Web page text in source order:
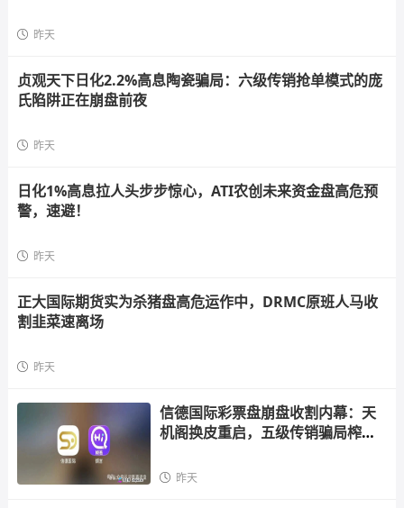
昨天
贞观天下日化2.2%高息陶瓷骗局：六级传销抢单模式的庞
氏陷阱正在崩盘前夜
昨天
日化1%高息拉人头步步惊心，ATI农创未来资金盘高危预
警，速避！
昨天
正大国际期货实为杀猪盘高危运作中，DRMC原班人马收
割韭菜速离场
昨天
信德国际彩票盘崩盘收割内幕：天
机阁换皮重启，五级传销骗局榨干
昨天